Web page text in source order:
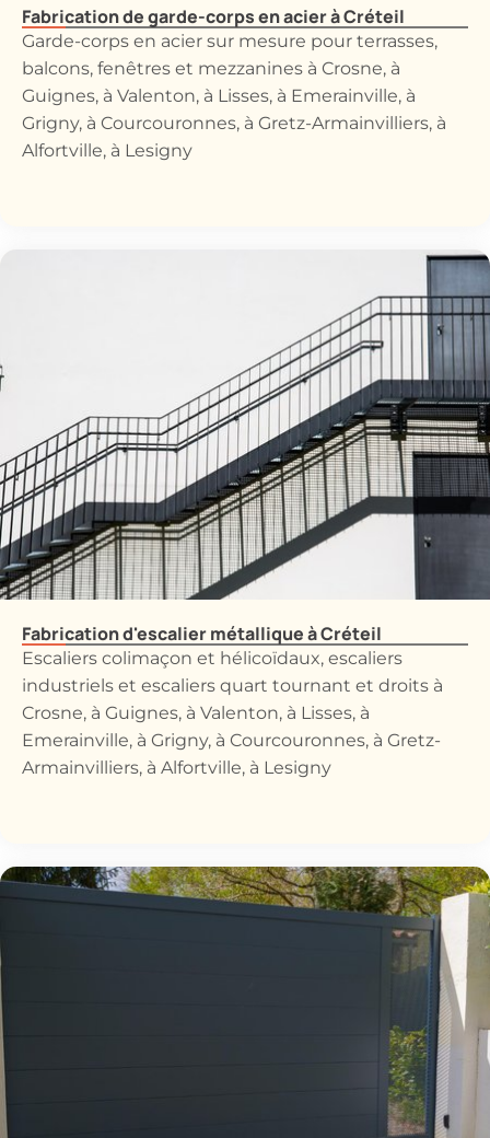
Fabrication de garde-corps en acier à Créteil
Garde-corps en acier sur mesure pour terrasses,
balcons, fenêtres et mezzanines à Crosne, à
Guignes, à Valenton, à Lisses, à Emerainville, à
Grigny, à Courcouronnes, à Gretz-Armainvilliers, à
Alfortville, à Lesigny
Fabrication d'escalier métallique à Créteil
Escaliers colimaçon et hélicoïdaux, escaliers
industriels et escaliers quart tournant et droits à
Crosne, à Guignes, à Valenton, à Lisses, à
Emerainville, à Grigny, à Courcouronnes, à Gretz-
Armainvilliers, à Alfortville, à Lesigny